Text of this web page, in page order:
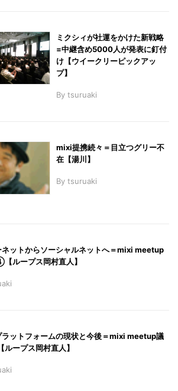
ミクシィが社運をかけた新戦略
=中継含め5000人が発表に釘付
け【ウイークリーピックアッ
プ】
By tsuruaki
mixi提携続々＝目立つグリー不
在【湯川】
By tsuruaki
ネットからソーシャルネットへ＝mixi meetup
ループス岡村直人】
ラットフォームの現状と今後＝mixi meetup議
ープス岡村直人】